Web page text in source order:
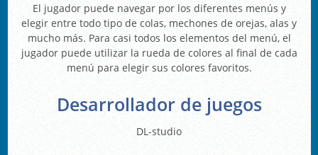
El jugador puede navegar por los diferentes menús y
elegir entre todo tipo de colas, mechones de orejas, alas y
mucho más. Para casi todos los elementos del menú, el
jugador puede utilizar la rueda de colores al final de cada
menú para elegir sus colores favoritos.
Desarrollador de juegos
DL-studio